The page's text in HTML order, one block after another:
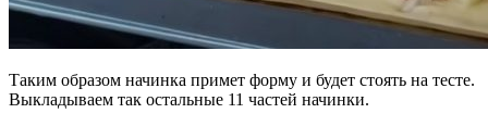
Таким образом начинка примет форму и будет стоять на тесте.
Выкладываем так остальные 11 частей начинки.